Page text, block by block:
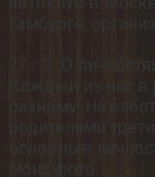
Гамбурге,
??‍♂️ 3. О
Каждый из нас в
разному. На
родителями
основные